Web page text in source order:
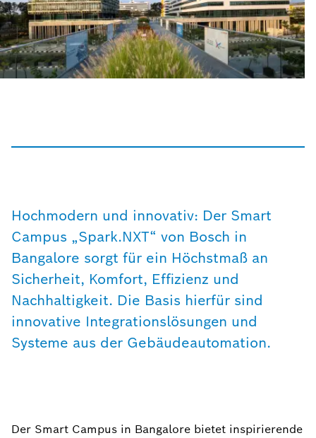
Hochmodern und innovativ: Der Smart
Campus „Spark.NXT“ von Bosch in
Bangalore sorgt für ein Höchstmaß an
Sicherheit, Komfort, Effizienz und
Nachhaltigkeit. Die Basis hierfür sind
innovative Integrationslösungen und
Systeme aus der Gebäudeautomation.
Der Smart Campus in Bangalore bietet inspirierende